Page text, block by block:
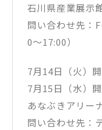
石川県産業展示
問い合わせ先：
0〜17:00）
7月14日（火）
7月15日（水）
あなぶきアリー
問い合わせ先：